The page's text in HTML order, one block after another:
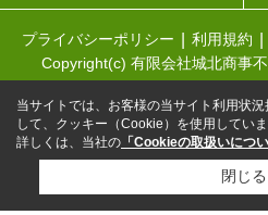
プライバシーポリシー 利用規約
Copyright(c) 有限会社城北商事
当サイトでは、お客様の当サイト利用状
して、クッキー（Cookie）を使用していま
詳しくは、当社の 「Cookieの取扱いについ
閉じる